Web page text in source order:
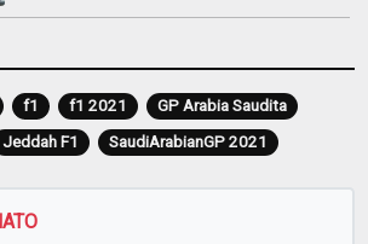
f1 f1 2021
GP Arabia Saudita
Jeddah F1 SaudiArabianGP 2021